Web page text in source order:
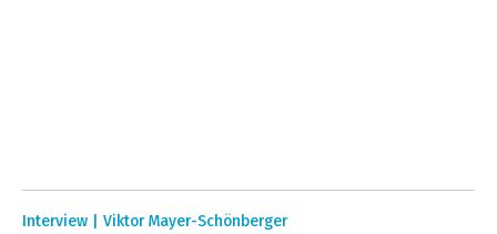
Interview | Viktor Mayer-Schönberger